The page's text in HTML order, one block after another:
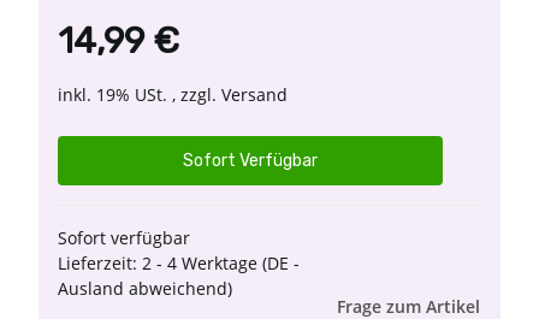
14,99 €
inkl. 19% USt. , zzgl. Versand
Sofort Verfügbar
Sofort verfügbar
Lieferzeit: 2 - 4 Werktage (DE -
Ausland abweichend)
Frage zum Artikel